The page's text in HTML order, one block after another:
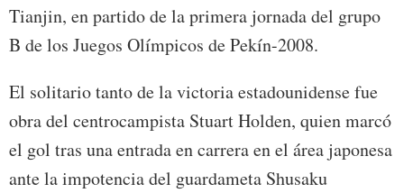
Tianjin, en partido de la primera jornada del grupo
B de los Juegos Olímpicos de Pekín-2008.
El solitario tanto de la victoria estadounidense fue
obra del centrocampista Stuart Holden, quien marcó
el gol tras una entrada en carrera en el área japonesa
ante la impotencia del guardameta Shusaku